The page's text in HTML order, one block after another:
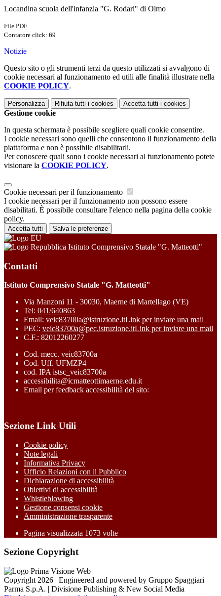
Locandina scuola dell'infanzia "G. Rodari" di Olmo
File PDF
Contatore click: 69
Notizie
Questo sito o gli strumenti terzi da questo utilizzati si avvalgono di
cookie necessari al funzionamento ed utili alle finalità illustrate nella
COOKIE POLICY.
Personalizza Rifiuta tutti i cookies Accetta tutti i cookies
Gestione cookie
In questa schermata è possibile scegliere quali cookie consentire.
I cookie necessari sono quelli che consentono il funzionamento della
piattaforma e non è possibile disabilitarli.
Per conoscere quali sono i cookie necessari al funzionamento potete
visionare la COOKIE POLICY.
Cookie necessari per il funzionamento
I cookie necessari per il funzionamento non possono essere
disabilitati. È possibile consultare l'elenco nella pagina della cookie
policy.
Accetta tutti Salva le preferenze
Istituto Comprensivo Statale "G. Matteotti"
Contatti
Istituto Comprensivo Statale "G. Matteotti"
Via Manzoni 11 - 30030, Maerne di Martellago (VE)
Tel: 041/640863
Email: veic83700a@istruzione.itLink per inviare una mail
PEC: veic83700a@pec.istruzione.itLink per inviare una mail
C.F.: 82012260277
Cod. mecc. veic83700a
Cod. Uff. UFMZP4
cod. IPA istsc_veic83700a
accessibilita@icmatteottimaerne.edu.it
Email per feedback accessibilità del sito:
Sezione Link Utili
Cookie policy
Note legali
Informativa Privacy
Ufficio Relazioni con il Pubblico
Dichiarazione di accessibilità
Obiettivi di accessibilità
Whistleblowing
Gestione consensi cookie
Amministrazione trasparente
Pagina visualizzata 1073 volte
Sezione Copyright
Copyright 2026 | Engineered and powered by Gruppo Spaggiari
Parma S.p.A. | Divisione Publishing & New Social Media